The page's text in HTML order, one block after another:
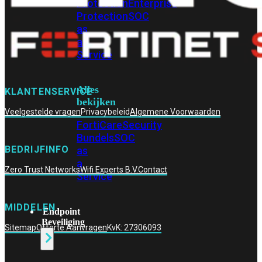
ProtectionEnterprise
ProtectionSOC
as
a
Service
Alles
bekijken
FortiCareSecurity
BundelsSOC
as
a
Service
Endpoint
Beveiliging
KLANTENSERVICE
Veelgestelde vragenPrivacybeleidAlgemene Voorwaarden
BEDRIJFINFO
Zero Trust NetworksWifi Experts B.V.Contact
MIDDELEN
SitemapOfferte AanvragenKvK: 27306093